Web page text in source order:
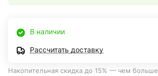
В наличии
Рассчитать доставку
Накопительная скидка до 15% — чем больше